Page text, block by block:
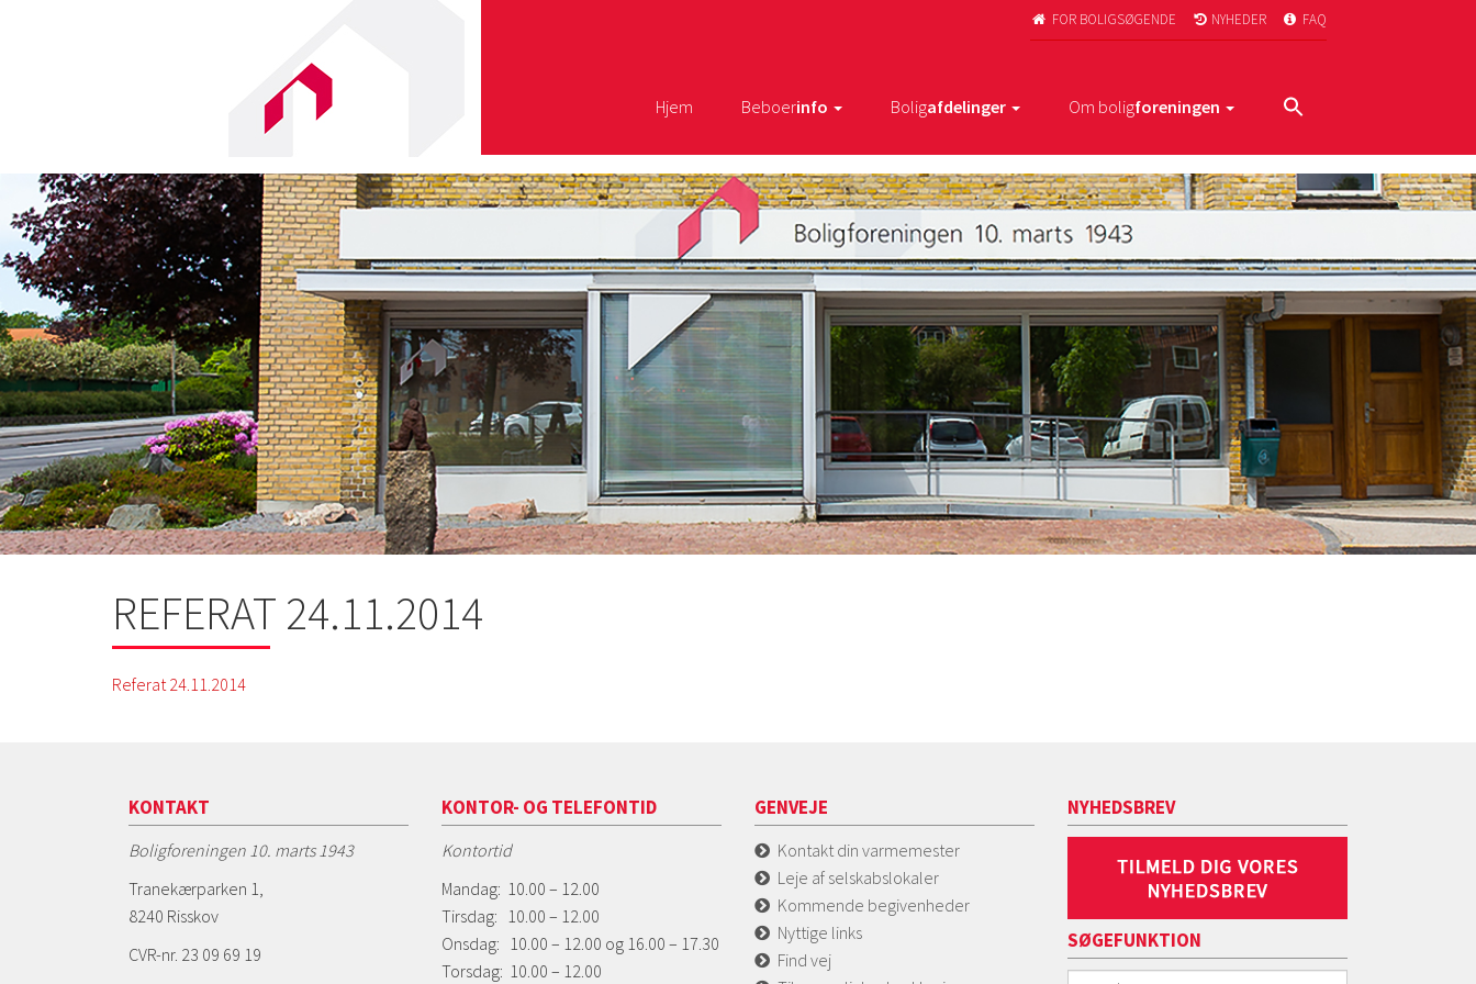
 FOR BOLIGSØGENDE  NYHEDER  FAQ
Hjem Beboerinfo Boligafdelinger Om boligforeningen
REFERAT 24.11.2014
Referat 24.11.2014
KONTAKT
Boligforeningen 10. marts 1943
Tranekærparken 1,
8240 Risskov
CVR-nr. 23 09 69 19
KONTOR- OG TELEFONTID
Kontortid
Mandag: 10.00 – 12.00
Tirsdag: 10.00 – 12.00
Onsdag: 10.00 – 12.00 og 16.00 – 17.30
Torsdag: 10.00 – 12.00
GENVEJE
Kontakt din varmemester
Leje af selskabslokaler
Kommende begivenheder
Nyttige links
Find vej
NYHEDSBREV
SØGEFUNKTION